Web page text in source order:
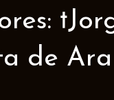
de